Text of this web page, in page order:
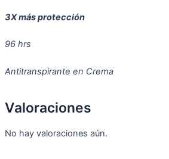
3X más protección
96 hrs
Antitranspirante en Crema
Valoraciones
No hay valoraciones aún.